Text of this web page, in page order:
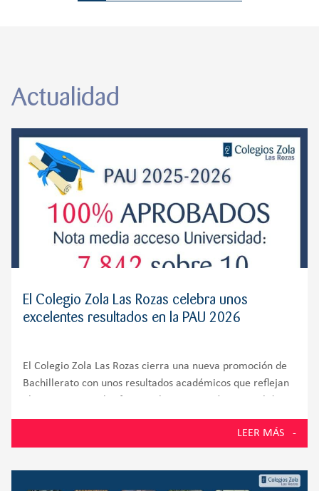
Actualidad
El Colegio Zola Las Rozas celebra unos
excelentes resultados en la PAU 2026
El Colegio Zola Las Rozas cierra una nueva promoción de
Bachillerato con unos resultados académicos que reflejan
sus alumnos. El 100% de los estudiantes presentados a la
LEER MÁS